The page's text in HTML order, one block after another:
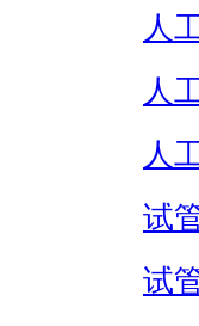
人
人
人
试
试